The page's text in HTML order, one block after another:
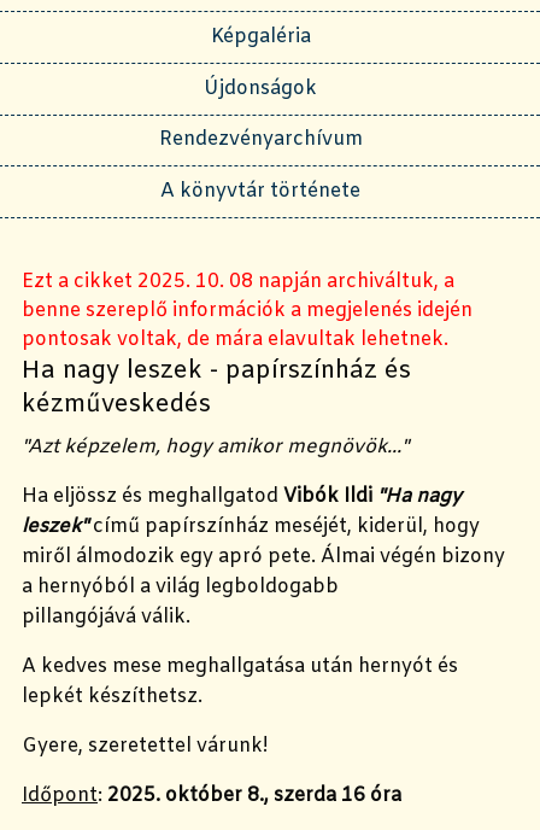
Képgaléria
Újdonságok
Rendezvényarchívum
A könyvtár története
Ezt a cikket 2025. 10. 08 napján archiváltuk, a
benne szereplő információk a megjelenés idején
pontosak voltak, de mára elavultak lehetnek.
Ha nagy leszek - papírszínház és
kézműveskedés
"Azt képzelem, hogy amikor megnövök..."
Ha eljössz és meghallgatod Vibók Ildi "Ha nagy
leszek"című papírszínház meséjét, kiderül, hogy
miről álmodozik egy apró pete. Álmai végén bizony
a hernyóból a világ legboldogabb
pillangójává válik.
A kedves mese meghallgatása után hernyót és
lepkét készíthetsz.
Gyere, szeretettel várunk!
Időpont: 2025. október 8., szerda 16 óra